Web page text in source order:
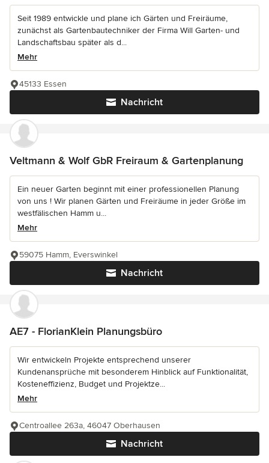
Seit 1989 entwickle und plane ich Gärten und Freiräume,
zunächst als Gartenbautechniker der Firma Will Garten- und
Landschaftsbau später als d...
Mehr
Nachricht
45133 Essen
Veltmann & Wolf GbR Freiraum & Gartenplanung
Ein neuer Garten beginnt mit einer professionellen Planung
von uns ! Wir planen Gärten und Freiräume in jeder Größe im
westfälischen Hamm u...
Mehr
Nachricht
59075 Hamm, Everswinkel
AE7 - FlorianKlein Planungsbüro
Wir entwickeln Projekte entsprechend unserer
Kundenansprüche mit besonderem Hinblick auf Funktionalität,
Kosteneffizienz, Budget und Projektze...
Mehr
Nachricht
Centroallee 263a, 46047 Oberhausen